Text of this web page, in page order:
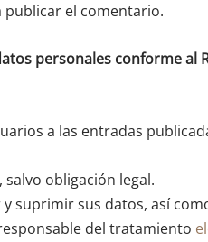
el comentario.
personales conforme al
a las entradas
obligación legal.
suprimir sus datos, así
del tratamiento